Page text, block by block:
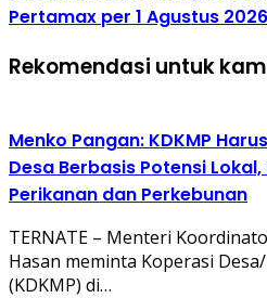
Pertamax per 1 Agustus 2026
Rekomendasi untuk
Menko Pangan: KDKMP
Desa Berbasis Potensi
Perikanan dan Perkebunan
TERNATE – Menteri
Hasan meminta Koperasi
(KDKMP) di…